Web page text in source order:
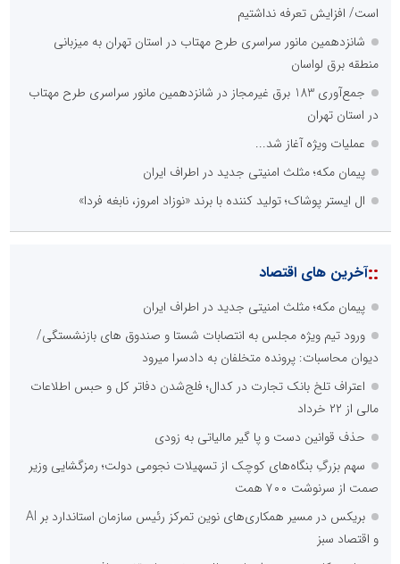
است/ افزایش تعرفه نداشتیم
شانزدهمین مانور سراسری طرح مهتاب در استان تهران به میزبانی
منطقه برق لواسان
جمع‌آوری 183 برق غیرمجاز در شانزدهمین مانور سراسری طرح مهتاب
در استان تهران
عملیات ویژه آغاز شد...
پیمان مکه؛ مثلث امنیتی جدید در اطراف ایران
ال ایستر پوشاک؛ تولید کننده با برند «نوزاد امروز، نابغه فردا»
::آخرین های اقتصاد
پیمان مکه؛ مثلث امنیتی جدید در اطراف ایران
ورود تیم ویژه مجلس به انتصابات شستا و صندوق های بازنشستگی/
دیوان محاسبات: پرونده متخلفان به دادسرا میرود
اعتراف تلخ بانک تجارت در کدال؛ فلج‌شدن دفاتر کل و حبس اطلاعات
مالی از ۲۲ خرداد
حذف قوانین دست و پا گیر مالیاتی به زودی
سهم بزرگِ بنگاه‌های کوچک از تسهیلات نجومی دولت؛ رمزگشایی وزیر
صمت از سرنوشت ۷۰۰ همت
بریکس در مسیر همکاری‌های نوین تمرکز رئیس سازمان استاندارد بر AI
و اقتصاد سبز